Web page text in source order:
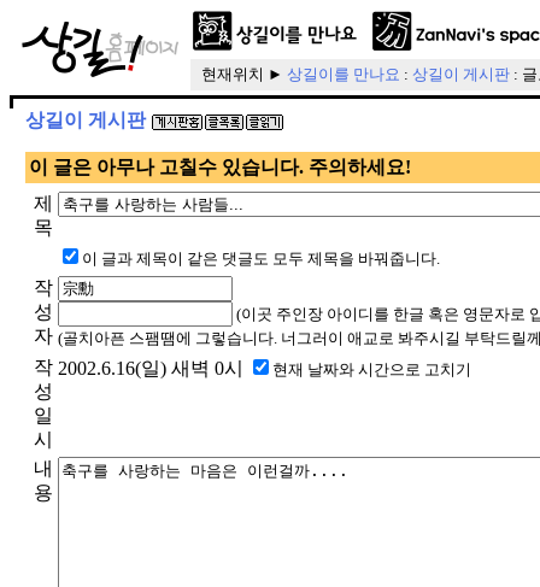
현재위치 ► 상길이를 만나요 : 상길이 게시판 :
상길이 게시판
이 글은 아무나 고칠수 있습니다. 주의하세요!
제
목
이 글과 제목이 같은 댓글도 모두 제목을 바꿔줍니다.
작
성
자
(이곳 주인장 아이디를 한글 혹은 영문자로
(골치아픈 스팸땜에 그렇습니다. 너그러이 애교로 봐주시길 부탁드릴
작
성
일
시
2002.6.16(일) 새벽 0시 현재 날짜와 시간으로 고치기
내
용